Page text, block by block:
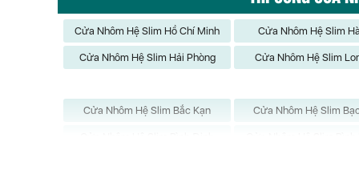
Cửa Nhôm Hệ Slim Hồ Chí Minh Cửa Nhôm Hệ Slim
Cửa Nhôm Hệ Slim Hải Phòng Cửa Nhôm Hệ Slim
Cửa Nhôm Hệ Slim Bắc Kạn Cửa Nhôm Hệ Slim